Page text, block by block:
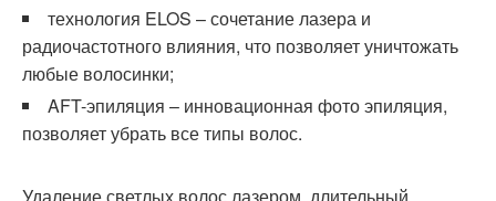
технология ELOS – сочетание лазера и
радиочастотного влияния, что позволяет уничтожать
любые волосинки;
AFT-эпиляция – инновационная фото эпиляция,
позволяет убрать все типы волос.
Удаление светлых волос лазером длительный